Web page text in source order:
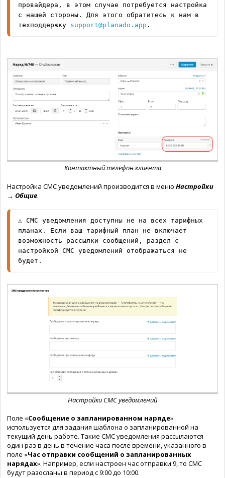
провайдера, в этом случае потребуется настройка
с нашей стороны. Для этого обратитесь к нам в
техподдержку support@planado.app .
Контактный телефон клиента
Настройка СМС уведомлений производится в меню Настройки
→ Общие.
⚠️ СМС уведомления доступны не на всех тарифных
планах. Если ваш тарифный план не включает
возможность рассылки сообщений, раздел с
настройкой СМС уведомлений отображаться не
будет.
Настройки СМС уведомлений
Поле «Сообщение о запланированном наряде»
используется для задания шаблона о запланированной на
текущий день работе. Такие СМС уведомления рассылаются
один раз в день в течение часа после времени, указанного в
поле «Час отправки сообщений о запланированных
нарядах». Например, если настроен час отправки 9, то СМС
будут разосланы в период с 9:00 до 10:00.